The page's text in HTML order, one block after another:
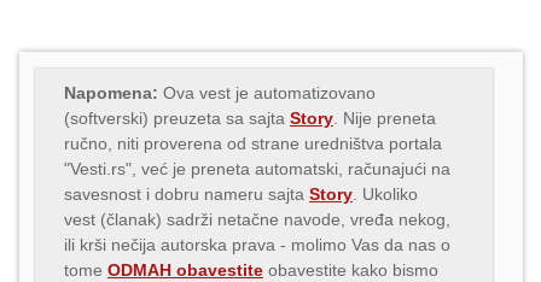
Napomena: Ova vest je automatizovano
(softverski) preuzeta sa sajta Story . Nije preneta
ručno, niti proverena od strane uredništva portala
"Vesti.rs", već je preneta automatski, računajući na
savesnost i dobru nameru sajta Story . Ukoliko
vest (članak) sadrži netačne navode, vređa nekog,
ili krši nečija autorska prava - molimo Vas da nas o
tome ODMAH obavestite obavestite kako bismo